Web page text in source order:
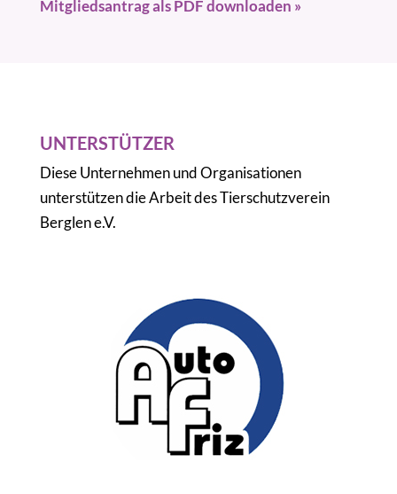
Mitgliedsantrag als PDF downloaden »
UNTERSTÜTZER
Diese Unternehmen und Organisationen
unterstützen die Arbeit des Tierschutzverein
Berglen e.V.